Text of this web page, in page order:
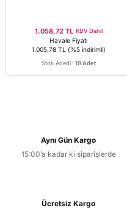
1.058,72 TL KDV Dahil
Havale Fiyatı
1.005,78 TL
(%5 indirimli)
Stok Adedi : 19 Adet
Aynı Gün Kargo
15:00’a kadar ki siparişlerde
Ücretsiz Kargo